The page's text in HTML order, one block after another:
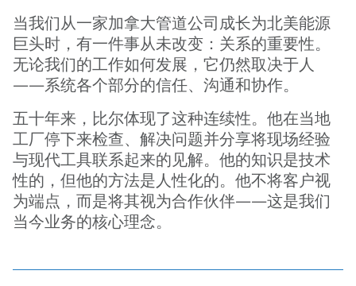
当我们从一家加拿大管道公司成长为北美能源
巨头时，有一件事从未改变：关系的重要性。
无论我们的工作如何发展，它仍然取决于人
——系统各个部分的信任、沟通和协作。
五十年来，比尔体现了这种连续性。他在当地
工厂停下来检查、解决问题并分享将现场经验
与现代工具联系起来的见解。他的知识是技术
性的，但他的方法是人性化的。他不将客户视
为端点，而是将其视为合作伙伴——这是我们
当今业务的核心理念。